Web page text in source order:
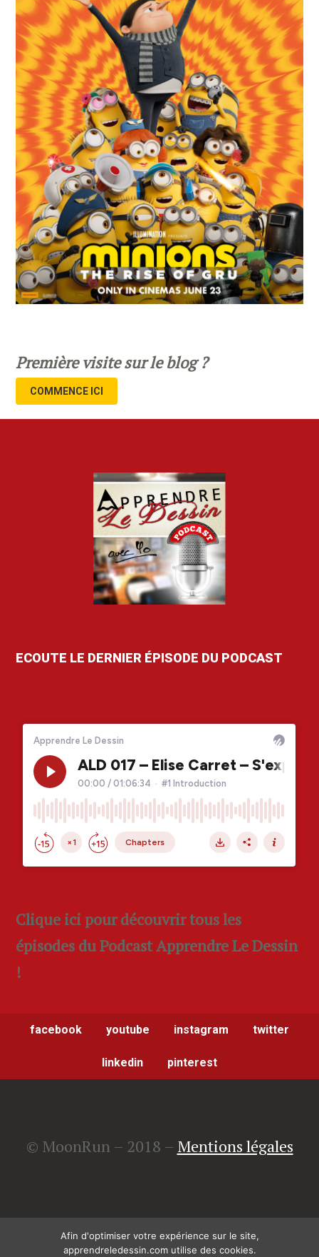
Première visite sur le blog ?
COMMENCE ICI
ECOUTE LE DERNIER ÉPISODE DU PODCAST
Clique ici pour découvrir tous les
épisodes du Podcast Apprendre Le Dessin
!
facebook youtube instagram twitter
linkedin pinterest
© MoonRun – 2018 – Mentions légales
Copyright © 2026 ·Smart Passive Income
Afin d'optimiser votre expérience sur le site,
apprendreledessin.com utilise des cookies.